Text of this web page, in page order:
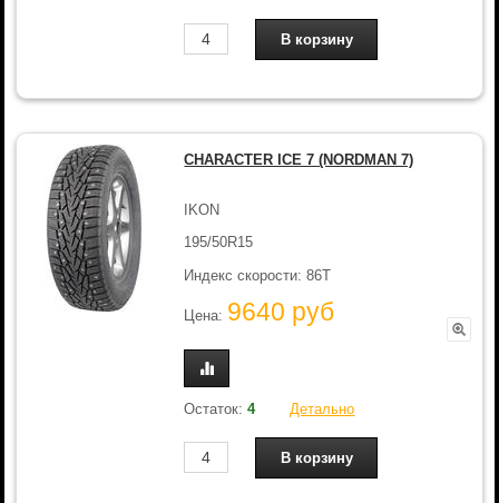
CHARACTER ICE 7 (NORDMAN 7)
IKON
195/50R15
Индекс скорости: 86T
Цена: 9640 руб
Остаток:4 Детально